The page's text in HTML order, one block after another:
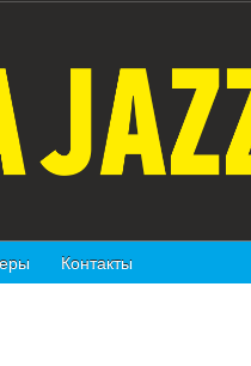
Контакты